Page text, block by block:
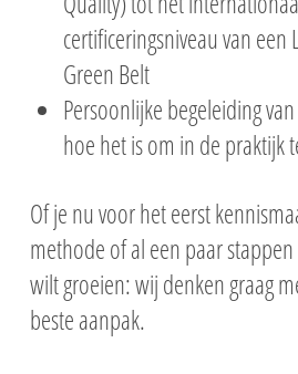
certificeringsniveau van een
Green Belt
Persoonlijke begeleiding
hoe het is om in de praktijk
Of je nu voor het eerst
methode of al een paar
wilt groeien: wij denken graag
beste aanpak.